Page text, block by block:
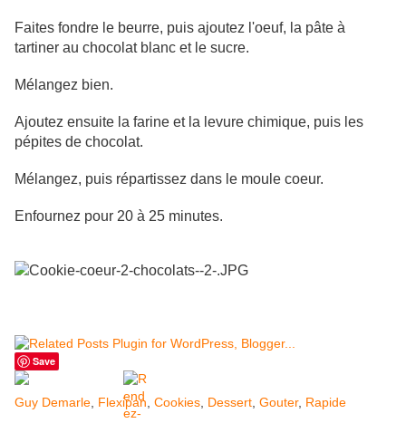
Faites fondre le beurre, puis ajoutez l'oeuf, la pâte à
tartiner au chocolat blanc et le sucre.
Mélangez bien.
Ajoutez ensuite la farine et la levure chimique, puis les
pépites de chocolat.
Mélangez, puis répartissez dans le moule coeur.
Enfournez pour 20 à 25 minutes.
Save
Guy Demarle Flexipan Cookies Dessert Gouter, Rapide